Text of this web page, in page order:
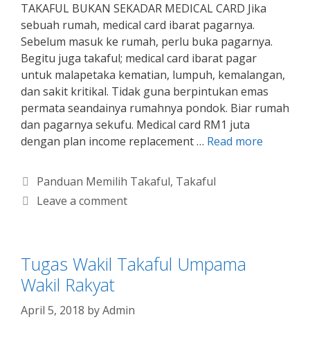
TAKAFUL BUKAN SEKADAR MEDICAL CARD Jika
sebuah rumah, medical card ibarat pagarnya.
Sebelum masuk ke rumah, perlu buka pagarnya.
Begitu juga takaful; medical card ibarat pagar
untuk malapetaka kematian, lumpuh, kemalangan,
dan sakit kritikal. Tidak guna berpintukan emas
permata seandainya rumahnya pondok. Biar rumah
dan pagarnya sekufu. Medical card RM1 juta
dengan plan income replacement … Read more
Categories
Panduan Memilih Takaful, Takaful
Leave a comment
Tugas Wakil Takaful Umpama
Wakil Rakyat
April 5, 2018 byAdmin